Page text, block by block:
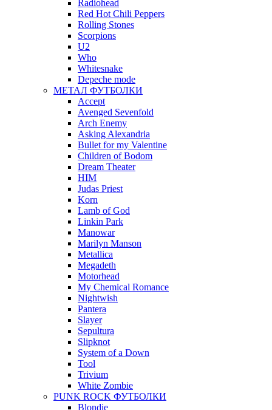
Radiohead
Red Hot Chili Peppers
Rolling Stones
Scorpions
U2
Who
Whitesnake
Depeche mode
МЕТАЛ ФУТБОЛКИ
Accept
Avenged Sevenfold
Arch Enemy
Asking Alexandria
Bullet for my Valentine
Children of Bodom
Dream Theater
HIM
Judas Priest
Korn
Lamb of God
Linkin Park
Manowar
Marilyn Manson
Metallica
Megadeth
Motorhead
My Chemical Romance
Nightwish
Pantera
Slayer
Sepultura
Slipknot
System of a Down
Tool
Trivium
White Zombie
PUNK ROCK ФУТБОЛКИ
Blondie